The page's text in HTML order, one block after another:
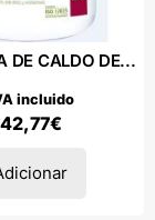
DE CALDO DE...
42,77€
incluido